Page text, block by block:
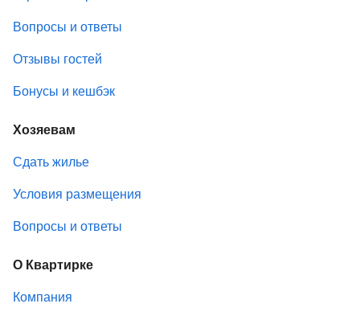
Вопросы и ответы
Отзывы гостей
Бонусы и кешбэк
Хозяевам
Сдать жилье
Условия размещения
Вопросы и ответы
О Квартирке
Компания